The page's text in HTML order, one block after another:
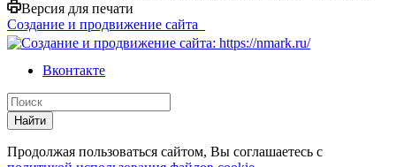
Версия для печати
Создание и продвижение сайта
Вконтакте
Найти
Продолжая пользоваться сайтом, Вы соглашаетесь с